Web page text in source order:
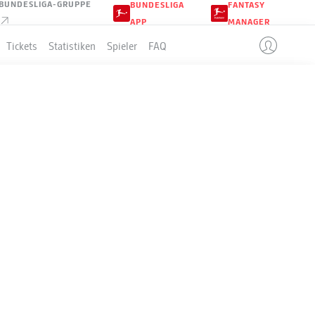
BUNDESLIGA-GRUPPE
BUNDESLIGA
APP
FANTASY
MANAGER
Tickets Statistiken Spieler FAQ